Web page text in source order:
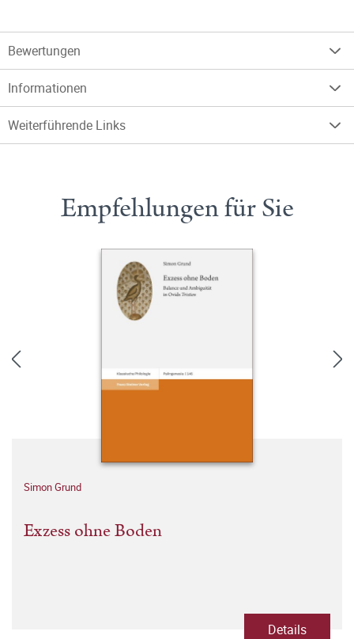
Bewertungen
Informationen
Weiterführende Links
Empfehlungen für Sie
Simon Grund
Exzess ohne Boden
Details